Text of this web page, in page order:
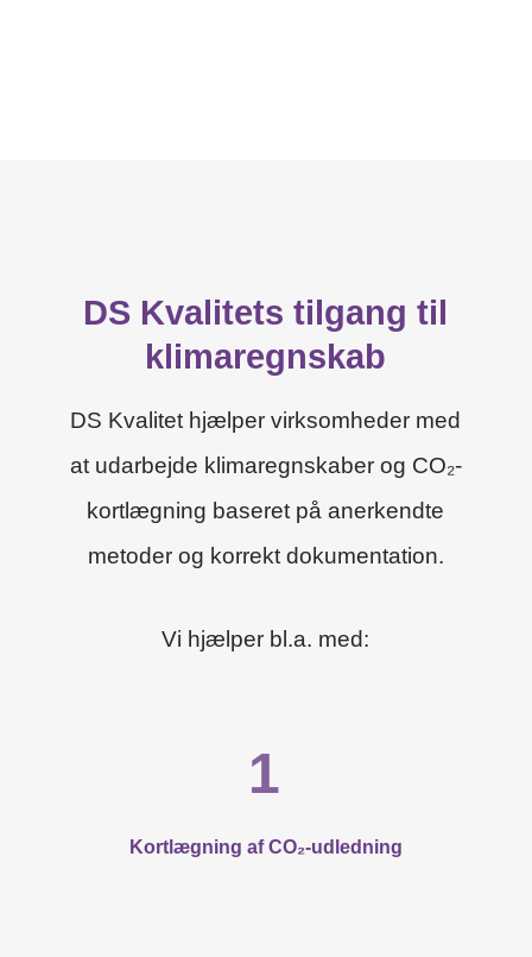
DS Kvalitets tilgang til
klimaregnskab
DS Kvalitet hjælper virksomheder med
at udarbejde klimaregnskaber og CO₂-
kortlægning baseret på anerkendte
metoder og korrekt dokumentation.
Vi hjælper bl.a. med:
1
Kortlægning af CO₂-udledning